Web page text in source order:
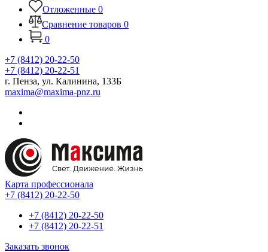
Отложенные 0
Сравнение товаров 0
0
+7 (8412) 20-22-50
+7 (8412) 20-22-51
г. Пенза, ул. Калинина, 133Б
maxima@maxima-pnz.ru
Карта профессионала
+7 (8412) 20-22-50
+7 (8412) 20-22-50
+7 (8412) 20-22-51
Заказать звонок